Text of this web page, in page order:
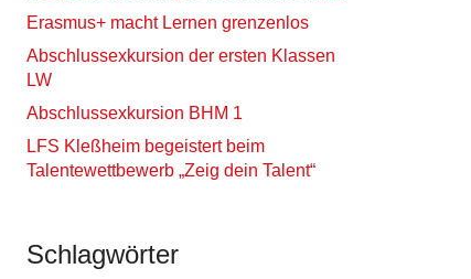
Erasmus+ macht Lernen grenzenlos
Abschlussexkursion der ersten Klassen
LW
Abschlussexkursion BHM 1
LFS Kleßheim begeistert beim
Talentewettbewerb „Zeig dein Talent“
Schlagwörter